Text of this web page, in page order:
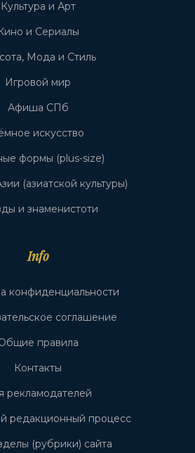
Культура и Арт
и Сериалы
Мода и Стиль
Игровой мир
Афиша СПб
искусство
формы (plus-size)
(азиатской культуры)
и знаменистоти
Info
конфиденциальности
соглашение
правила
Контакты
рекламодателей
редакционный процесс
(рубрики) сайта